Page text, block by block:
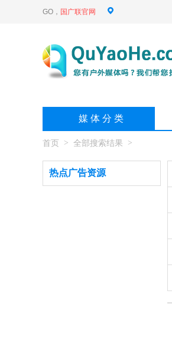
GO， 国广联官网
媒 体 分 类
首页 > 全部搜索结果 >
热点广告资源